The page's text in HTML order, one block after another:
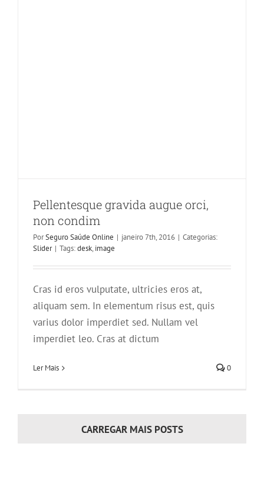
Pellentesque gravida augue orci,
non condim
PorSeguro Saúde Online | janeiro 7th, 2016 | Categorias:
Slider | Tags:desk, image
Cras id eros vulputate, ultricies eros at,
aliquam sem. In elementum risus est, quis
varius dolor imperdiet sed. Nullam vel
imperdiet leo. Cras at dictum
Ler Mais 0
CARREGAR MAIS POSTS